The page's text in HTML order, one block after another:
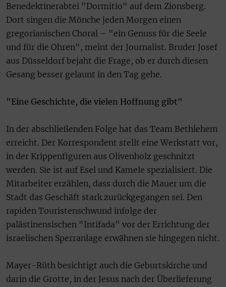
Benedektinerabtei "Dormitio" auf dem Zionsberg.
Dort singen die Mönche jeden Morgen einen
gregorianischen Choral – "ein Genuss für die Seele
und für die Ohren", meint der Journalist. Bruder Josef
aus Düsseldorf bejaht die Frage, ob er durch diesen
Gesang besser gelaunt in den Tag gehe.
"Eine Geschichte, die vielen Hoffnung gibt"
In der abschließenden Folge hat das Team Bethlehem
erreicht. Der Korrespondent stellt eine Werkstatt vor,
in der Krippenfiguren aus Olivenholz geschnitzt
werden. Sie ist auf Esel und Kamele spezialisiert. Die
Mitarbeiter erzählen, dass durch die Mauer um die
Stadt das Geschäft stark zurückgegangen sei. Den
rapiden Touristenschwund infolge der
palästinensischen "Intifada" vor der Errichtung der
israelischen Sperranlage erwähnen sie hingegen nicht.
Mayer-Rüth besichtigt auch die Geburtskirche und
darin die Grotte, in der Jesus nach der Überlieferung